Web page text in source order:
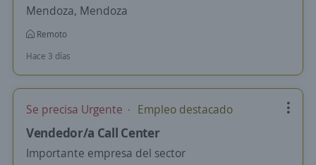
Mendoza, Mendoza
Remoto
Hace 3 días
Se precisa Urgente Empleo destacado
Vendedor/a Call Center
Importante empresa del sector